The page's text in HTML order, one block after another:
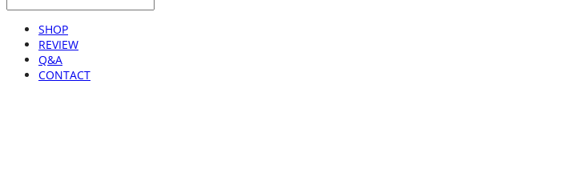
SHOP
REVIEW
Q&A
CONTACT